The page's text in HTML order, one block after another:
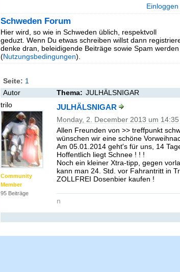
Einloggen
Schweden Forum
Hier wird, so wie in Schweden üblich, respektvoll
geduzt. Wenn Du etwas schreiben willst dann
denke dran, beleidigende Beiträge sowie Spam
(Nutzungsbedingungen).
Seite: 1
Autor
Thema: JULHÄLSNIGAR
trilo
Community
Member
95 Beiträge
JULHÄLSNIGAR
Monday, 2. December 2013 um
Allen Freunden von >> treffpunkt
wünschen wir eine schöne
Am 05.01.2014 geht's für uns, 14
Hoffentlich liegt Schnee ! ! !
Noch ein kleiner Xtra-tipp, gegen
kann man 24. Std. vor Fahrantritt in
ZOLLFREI Dosenbier kaufen !
n